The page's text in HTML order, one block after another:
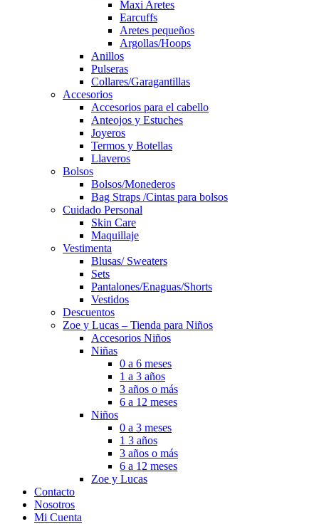
Maxi Aretes
Earcuffs
Aretes pequeños
Argollas/Hoops
Anillos
Pulseras
Collares/Garagantillas
Accesorios
Accesorios para el cabello
Anteojos y Estuches
Joyeros
Termos y Botellas
Llaveros
Bolsos
Bolsos/Monederos
Bag Straps /Cintas para bolsos
Cuidado Personal
Skin Care
Maquillaje
Vestimenta
Blusas/ Sweaters
Sets
Pantalones/Enaguas/Shorts
Vestidos
Descuentos
Zoe y Lucas – Tienda para Niños
Accesorios Niños
Niñas
0 a 6 meses
1 a 3 años
3 años o más
6 a 12 meses
Niños
0 a 3 meses
1 3 años
3 años o más
6 a 12 meses
Zoe y Lucas
Contacto
Nosotros
Mi Cuenta